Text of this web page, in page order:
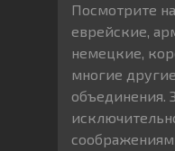
Посмотрите
еврейские,
немецкие,
многие
объединения.